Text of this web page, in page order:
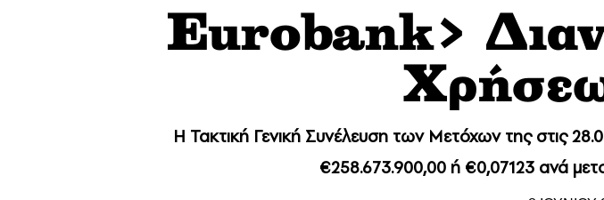
Eurobank>
Η Τακτική Γενική Συνέλευση των Μετόχων της στις
€258.673.900,00 ή €0,07123 ανά